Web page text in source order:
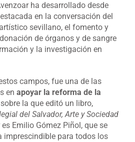
ha desarrollado desde
en la conversación del
sevillano, el fomento y
de órganos y de sangre
y la investigación en
campos, fue una de las
en apoyar la reforma de la
la que editó un libro,
del Salvador, Arte y Sociedad
Emilio Gómez Piñol, que se
imprescindible para todos los